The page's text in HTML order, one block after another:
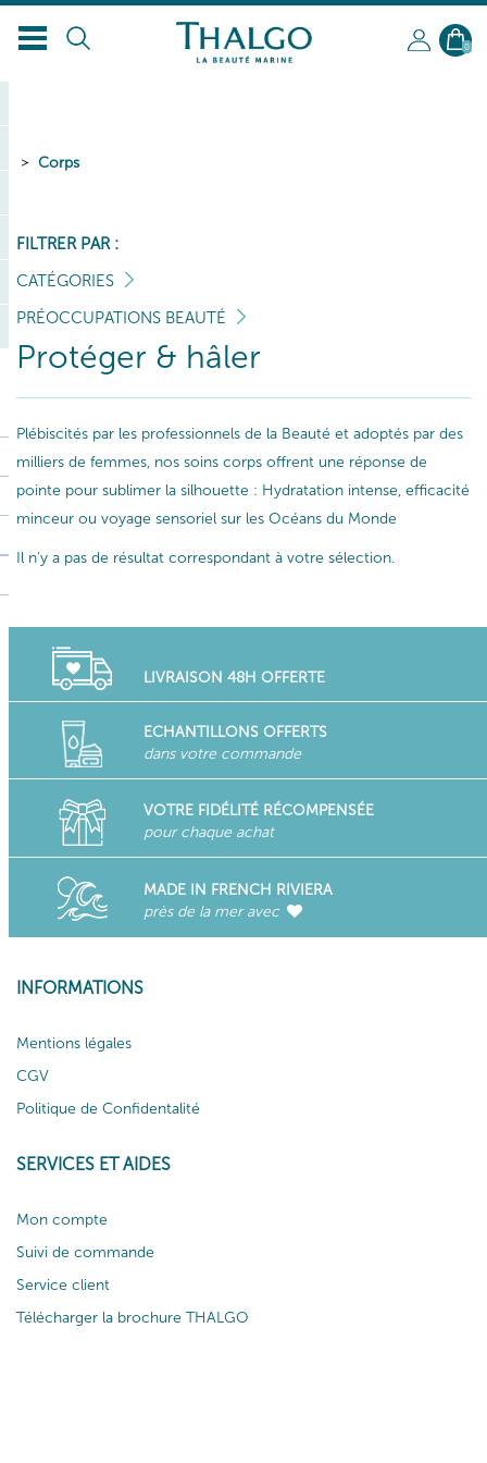
0
Corps
FILTRER PAR :
CATÉGORIES
PRÉOCCUPATIONS BEAUTÉ
Protéger & hâler
Plébiscités par les professionnels de la Beauté et adoptés par des
milliers de femmes, nos soins corps offrent une réponse de
pointe pour sublimer la silhouette : Hydratation intense, efficacité
minceur ou voyage sensoriel sur les Océans du Monde
Il n'y a pas de résultat correspondant à votre sélection.
LIVRAISON 48H OFFERTE
ECHANTILLONS OFFERTS
dans votre commande
VOTRE FIDÉLITÉ RÉCOMPENSÉE
pour chaque achat
MADE IN FRENCH RIVIERA
près de la mer avec
INFORMATIONS
Mentions légales
CGV
Politique de Confidentalité
SERVICES ET AIDES
Mon compte
Suivi de commande
Service client
Télécharger la brochure THALGO